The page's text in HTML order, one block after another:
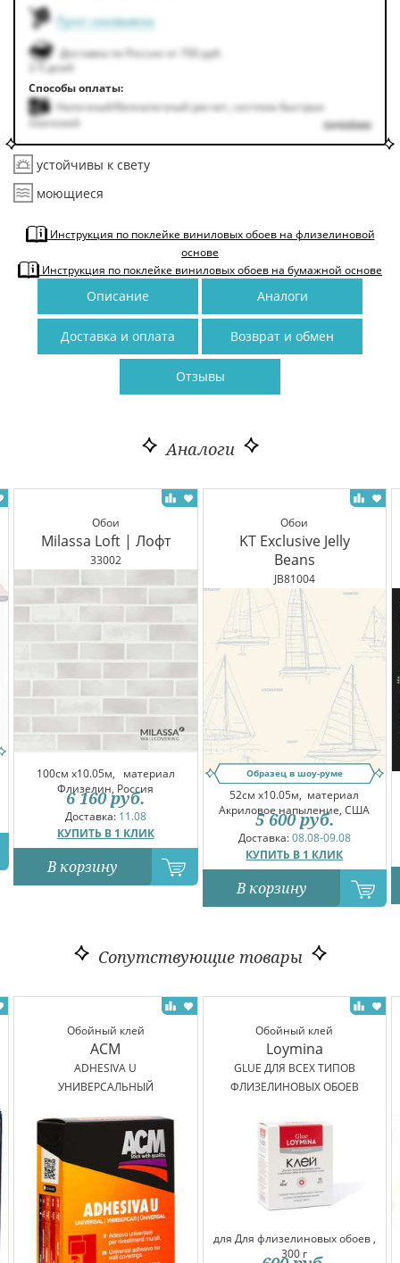
Пункт самовывоза
Доставка по России от 700 руб.
2-5 дней
Способы оплаты:
Наличный/безналичный расчет, система быстрых
платежей
подробнее
устойчивы к свету
моющиеся
Инструкция по поклейке виниловых обоев на флизелиновой
основе
Инструкция по поклейке виниловых обоев на бумажной основе
Описание Аналоги
Доставка и оплата Возврат и обмен
Отзывы
Аналоги
Обои
Milassa Loft | Лофт
33002
100см x10.05м, материал
Флизелин, Россия
Доставка: 11.08
КУПИТЬ В 1 КЛИК
6 160 руб.
В корзину
Обои
KT Exclusive Jelly
Beans
JB81004
Образец в шоу-руме
52см x10.05м, материал
Акриловое напыление, США
Доставка:08.08-09.08
КУПИТЬ В 1 КЛИК
5 600 руб.
В корзину
Сопутствующие товары
Обойный клей
ACM
ADHESIVA U
УНИВЕРСАЛЬНЫЙ
Обойный клей
Loymina
GLUE ДЛЯ ВСЕХ ТИПОВ
ФЛИЗЕЛИНОВЫХ ОБОЕВ
для Для флизелиновых обоев ,
300 г